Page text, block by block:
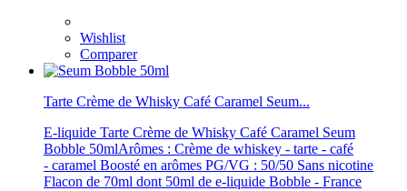
Wishlist
Comparer
Tarte Crème de Whisky Café Caramel Seum...
E-liquide Tarte Crème de Whisky Café Caramel Seum
Bobble 50mlArômes : Crème de whiskey - tarte - café
- caramel Boosté en arômes PG/VG : 50/50 Sans nicotine
Flacon de 70ml dont 50ml de e-liquide Bobble - France